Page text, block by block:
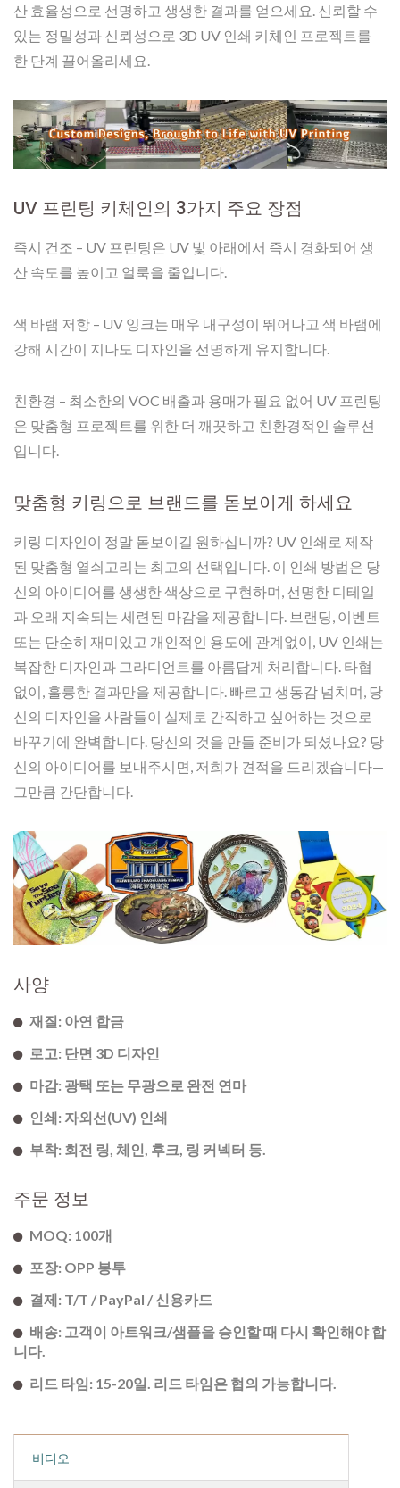
산 효율성으로 선명하고 생생한 결과를 얻으세요. 신뢰할 수
있는 정밀성과 신뢰성으로 3D UV 인쇄 키체인 프로젝트를
한 단계 끌어올리세요.
UV 프린팅 키체인의 3가지 주요 장점
즉시 건조 – UV 프린팅은 UV 빛 아래에서 즉시 경화되어 생
산 속도를 높이고 얼룩을 줄입니다.
색 바램 저항 – UV 잉크는 매우 내구성이 뛰어나고 색 바램에
강해 시간이 지나도 디자인을 선명하게 유지합니다.
친환경 – 최소한의 VOC 배출과 용매가 필요 없어 UV 프린팅
은 맞춤형 프로젝트를 위한 더 깨끗하고 친환경적인 솔루션
입니다.
맞춤형 키링으로 브랜드를 돋보이게 하세요
키링 디자인이 정말 돋보이길 원하십니까? UV 인쇄로 제작
된 맞춤형 열쇠고리는 최고의 선택입니다. 이 인쇄 방법은 당
신의 아이디어를 생생한 색상으로 구현하며, 선명한 디테일
과 오래 지속되는 세련된 마감을 제공합니다. 브랜딩, 이벤트
또는 단순히 재미있고 개인적인 용도에 관계없이, UV 인쇄는
복잡한 디자인과 그라디언트를 아름답게 처리합니다. 타협
없이, 훌륭한 결과만을 제공합니다. 빠르고 생동감 넘치며, 당
신의 디자인을 사람들이 실제로 간직하고 싶어하는 것으로
바꾸기에 완벽합니다. 당신의 것을 만들 준비가 되셨나요? 당
신의 아이디어를 보내주시면, 저희가 견적을 드리겠습니다—
그만큼 간단합니다.
사양
재질: 아연 합금
로고: 단면 3D 디자인
마감: 광택 또는 무광으로 완전 연마
인쇄: 자외선(UV) 인쇄
부착: 회전 링, 체인, 후크, 링 커넥터 등.
주문 정보
MOQ: 100개
포장: OPP 봉투
결제: T/T / PayPal / 신용카드
배송: 고객이 아트워크/샘플을 승인할 때 다시 확인해야 합
니다.
리드 타임: 15-20일. 리드 타임은 협의 가능합니다.
비디오